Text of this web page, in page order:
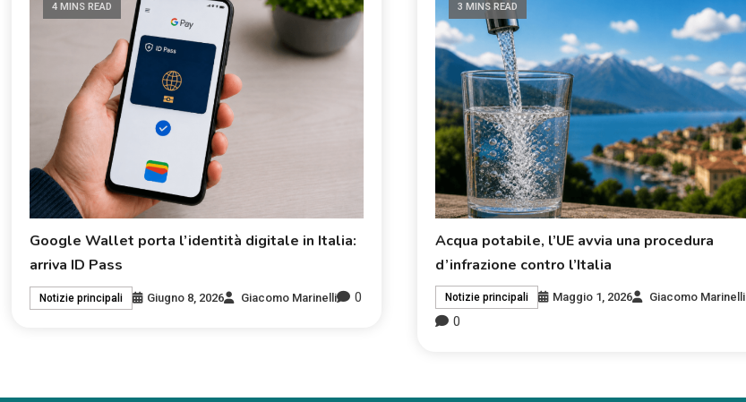
4 MINS READ
Google Wallet porta l’identità digitale in Italia:
arriva ID Pass
Notizie principali Giugno 8, 2026 Giacomo Marinelli 0
3 MINS READ
Acqua potabile, l’UE avvia una procedura
d’infrazione contro l’Italia
Notizie principali Maggio 1, 2026 Giacomo Marinelli
0